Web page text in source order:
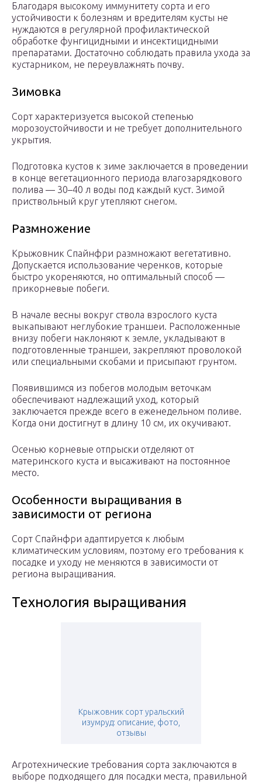
Благодаря высокому иммунитету сорта и его
устойчивости к болезням и вредителям кусты не
нуждаются в регулярной профилактической
обработке фунгицидными и инсектицидными
препаратами. Достаточно соблюдать правила ухода за
кустарником, не переувлажнять почву.
Зимовка
Сорт характеризуется высокой степенью
морозоустойчивости и не требует дополнительного
укрытия.
Подготовка кустов к зиме заключается в проведении
в конце вегетационного периода влагозарядкового
полива — 30–40 л воды под каждый куст. Зимой
приствольный круг утепляют снегом.
Размножение
Крыжовник Спайнфри размножают вегетативно.
Допускается использование черенков, которые
быстро укореняются, но оптимальный способ —
прикорневые побеги.
В начале весны вокруг ствола взрослого куста
выкапывают неглубокие траншеи. Расположенные
внизу побеги наклоняют к земле, укладывают в
подготовленные траншеи, закрепляют проволокой
или специальными скобами и присыпают грунтом.
Появившимся из побегов молодым веточкам
обеспечивают надлежащий уход, который
заключается прежде всего в еженедельном поливе.
Когда они достигнут в длину 10 см, их окучивают.
Осенью корневые отпрыски отделяют от
материнского куста и высаживают на постоянное
место.
Особенности выращивания в
зависимости от региона
Сорт Спайнфри адаптируется к любым
климатическим условиям, поэтому его требования к
посадке и уходу не меняются в зависимости от
региона выращивания.
Технология выращивания
Крыжовник сорт уральский
изумруд: описание, фото,
отзывы
Агротехнические требования сорта заключаются в
выборе подходящего для посадки места, правильной